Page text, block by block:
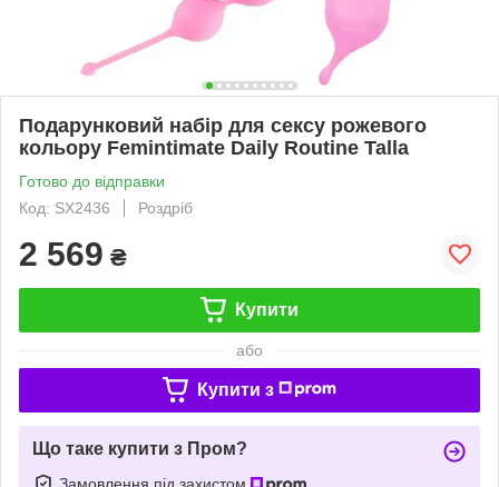
Подарунковий набір для сексу рожевого
кольору Femintimate Daily Routine Talla
Готово до відправки
Код: SX2436
Роздріб
2 569 ₴
Купити
або
Купити з
Що таке купити з Пром?
Замовлення під захистом